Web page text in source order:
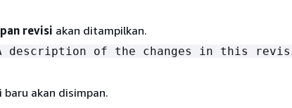
revisi akan ditampilkan.
description of the changes in this
baru akan disimpan.